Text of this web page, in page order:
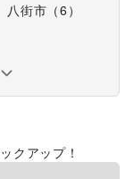
八街市 （6 ）
クアップ！